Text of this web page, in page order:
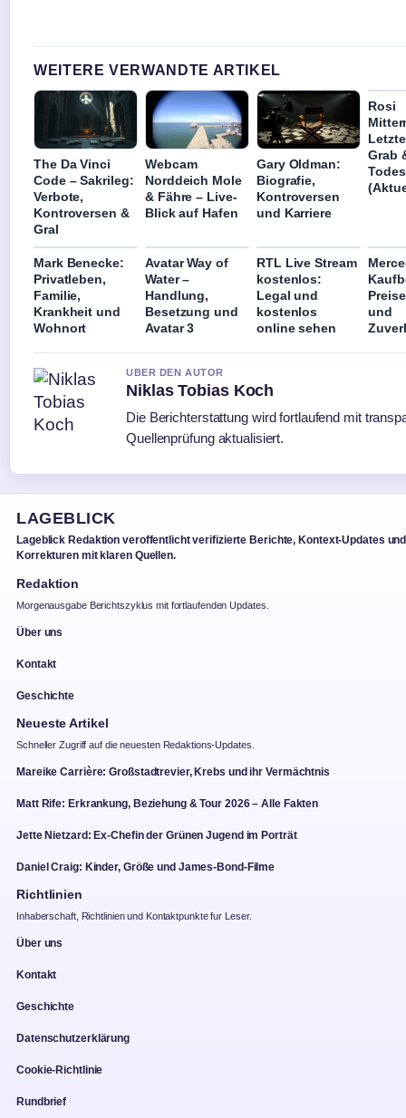
WEITERE VERWANDTE ARTIKEL
The Da Vinci
Code – Sakrileg:
Verbote,
Kontroversen &
Gral
Webcam
Norddeich Mole
& Fähre – Live-
Blick auf Hafen
Gary Oldman:
Biografie,
Kontroversen
und Karriere
Rosi
Grab
Mark Benecke:
Privatleben,
Familie,
Krankheit und
Wohnort
Avatar Way of
Water –
Handlung,
Besetzung und
Avatar 3
RTL Live Stream
kostenlos:
Legal und
kostenlos
online sehen
und
UBER DEN AUTOR
Niklas Tobias Koch
Die Berichterstattung wird fortlaufend mit
Quellenprüfung aktualisiert.
LAGEBLICK
Lageblick Redaktion veroffentlicht verifizierte Berichte, Kontext-Updates und
Korrekturen mit klaren Quellen.
Redaktion
Morgenausgabe Berichtszyklus mit fortlaufenden Updates.
Über uns
Kontakt
Geschichte
Neueste Artikel
Schneller Zugriff auf die neuesten Redaktions-Updates.
Mareike Carrière: Großstadtrevier, Krebs und ihr Vermächtnis
Matt Rife: Erkrankung, Beziehung & Tour 2026 – Alle Fakten
Jette Nietzard: Ex-Chefin der Grünen Jugend im Porträt
Daniel Craig: Kinder, Größe und James-Bond-Filme
Richtlinien
Inhaberschaft, Richtlinien und Kontaktpunkte fur Leser.
Über uns
Kontakt
Geschichte
Datenschutzerklärung
Cookie-Richtlinie
Rundbrief